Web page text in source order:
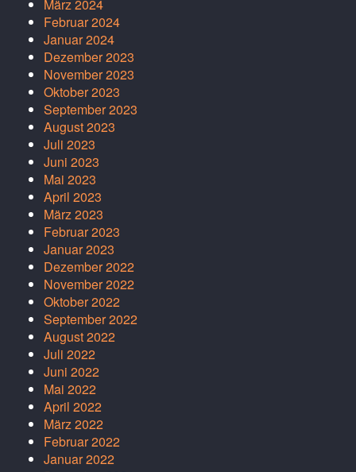
März 2024
Februar 2024
Januar 2024
Dezember 2023
November 2023
Oktober 2023
September 2023
August 2023
Juli 2023
Juni 2023
Mai 2023
April 2023
März 2023
Februar 2023
Januar 2023
Dezember 2022
November 2022
Oktober 2022
September 2022
August 2022
Juli 2022
Juni 2022
Mai 2022
April 2022
März 2022
Februar 2022
Januar 2022